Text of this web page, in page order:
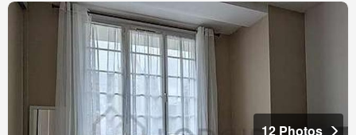
12 Photos